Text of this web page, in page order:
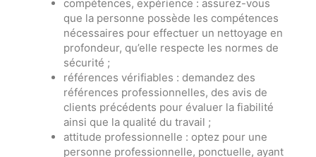
compétences, expérience : assurez-vous
que la personne possède les compétences
nécessaires pour effectuer un nettoyage en
profondeur, qu’elle respecte les normes de
sécurité ;
références vérifiables : demandez des
références professionnelles, des avis de
clients précédents pour évaluer la fiabilité
ainsi que la qualité du travail ;
attitude professionnelle : optez pour une
personne professionnelle, ponctuelle, ayant